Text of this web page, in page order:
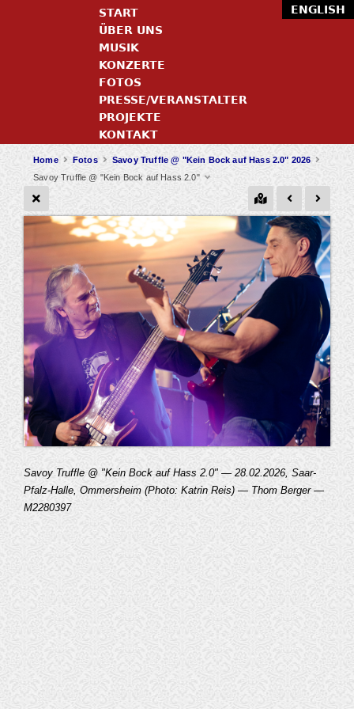
Home Fotos
Savoy Truffle @ "Kein Bock auf Hass 2.0" 2026
Savoy Truffle @ "Kein Bock auf Hass 2.0"
Savoy Truffle @ "Kein Bock auf Hass 2.0" — 28.02.2026, Saar-
Pfalz-Halle, Ommersheim (Photo: Katrin Reis) — Thom Berger —
M2280397
START
ÜBER UNS
MUSIK
KONZERTE
FOTOS
PRESSE/VERANSTALTER
PROJEKTE
KONTAKT
ENGLISH